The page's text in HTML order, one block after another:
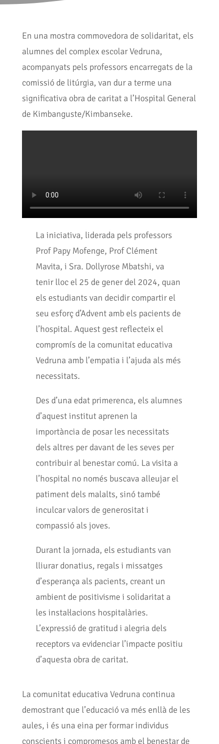
En una mostra commovedora de solidaritat, els
alumnes del complex escolar Vedruna,
acompanyats pels professors encarregats de la
comissió de litúrgia, van dur a terme una
significativa obra de caritat a l’Hospital General
de Kimbanguste/Kimbanseke.
La iniciativa, liderada pels professors
Prof Papy Mofenge, Prof Clément
Mavita, i Sra. Dollyrose Mbatshi, va
tenir lloc el 25 de gener del 2024, quan
els estudiants van decidir compartir el
seu esforç d’Advent amb els pacients de
l’hospital. Aquest gest reflecteix el
compromís de la comunitat educativa
Vedruna amb l’empatia i l’ajuda als més
necessitats.
Des d’una edat primerenca, els alumnes
d’aquest institut aprenen la
importància de posar les necessitats
dels altres per davant de les seves per
contribuir al benestar comú. La visita a
l’hospital no només buscava alleujar el
patiment dels malalts, sinó també
inculcar valors de generositat i
compassió als joves.
Durant la jornada, els estudiants van
lliurar donatius, regals i missatges
d’esperança als pacients, creant un
ambient de positivisme i solidaritat a
les instal·lacions hospitalàries.
L’expressió de gratitud i alegria dels
receptors va evidenciar l’impacte positiu
d’aquesta obra de caritat.
La comunitat educativa Vedruna continua
demostrant que l’educació va més enllà de les
aules, i és una eina per formar individus
conscients i compromesos amb el benestar de